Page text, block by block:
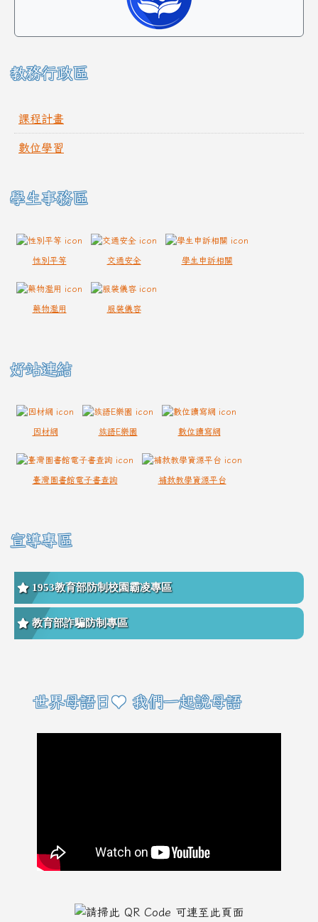
教務行政區
課程計畫
數位學習
學生事務區
性別平等 交通安全 學生申訴相關
藥物濫用 服裝儀容
好站連結
因材網 族語E樂園 數位讀寫網
臺灣圖書館電子書查詢 補救教學資源平台
宣導專區
1953教育部防制校園霸凌專區
教育部詐騙防制專區
右邊區域內容
世界母語日♥ 我們一起說母語